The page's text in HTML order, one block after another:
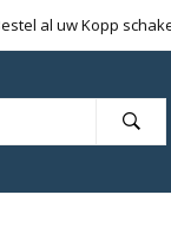
al uw Kopp